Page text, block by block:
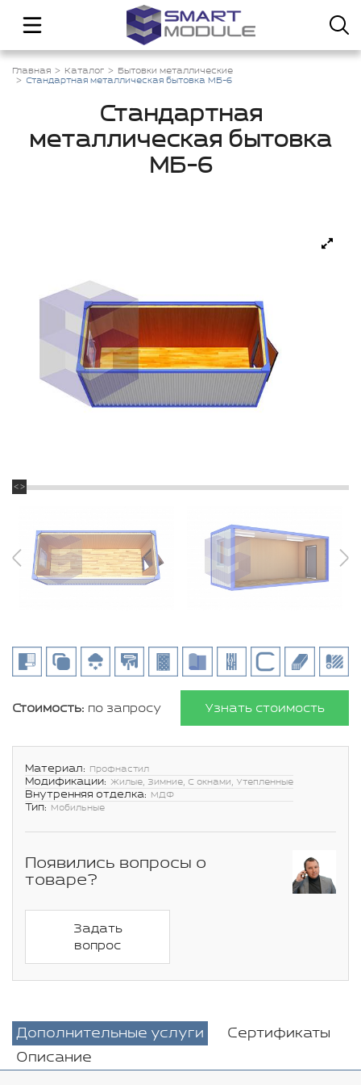
Главная Каталог
Бытовки металлические
Стандартная металлическая бытовка МБ-6
Стандартная
металлическая бытовка
МБ-6
Стоимость: по запросу Узнать стоимость
Материал: Профнастил
Модификации: Жилые, Зимние, С окнами, Утепленные
Внутренняя отделка: МДФ
Тип: Мобильные
Появились вопросы о
товаре?
Задать
вопрос
Дополнительные услуги
Сертификаты
Описание